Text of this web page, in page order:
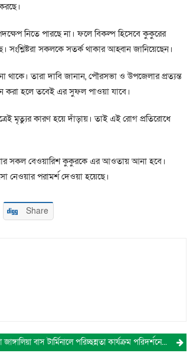
নিতে পারছে না। ফলে বিকল্প হিসেবে কুকুরের
সংশ্লিষ্টরা সকলকে সতর্ক থাকার আহ্বান জানিয়েছেন।
থাকে। তারা দাবি জানান, পৌরসভা ও উপজেলার প্রত্যন্ত
করা হলে তবেই এর সুফল পাওয়া যাবে।
মৃত্যুর কারণ হয়ে দাঁড়ায়। তাই এই রোগ প্রতিরোধে
সকল বেওয়ারিশ কুকুরকে এর আওতায় আনা হবে।
নেওয়ার পরামর্শ দেওয়া হয়েছে।
Share
কুমিল্লা জাঙ্গালিয়া বাস টার্মিনালে পরিচ্ছন্নতা কার্যক্রম পরিদর্শনে সিটি কর্পোরেশন প্রশাসক ইউসুফ মোল্লা টিপু।